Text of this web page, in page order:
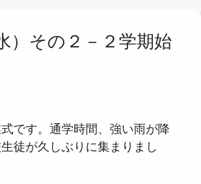
）その２－２学期始
です。通学時間、強い雨が降
徒が久しぶりに集まりまし